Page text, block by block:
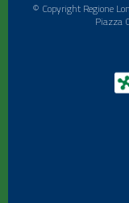
© Copyright Regione
Piazza